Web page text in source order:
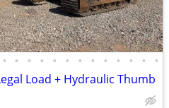
• • • • • • • • • • • • •
Load + Hydraulic Thumb